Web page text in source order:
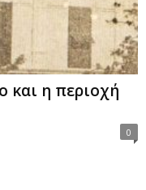
και η περιοχή
0